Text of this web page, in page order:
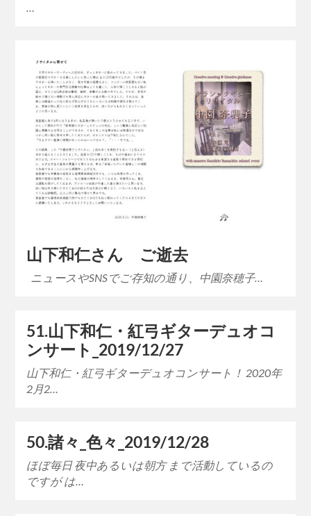
…
山下和仁さん ご逝去
ニュースやSNSでご存知の通り、中園奈穂子…
51.山下和仁・紅弓ギターデュオコ
ンサート_2019/12/27
山下和仁・紅弓ギターデュオコンサート！ 2020年
2月2…
50.諸々_色々_2019/12/28
ほぼ毎日 夜中あるいは朝方 まで活動しているの
ですが は…